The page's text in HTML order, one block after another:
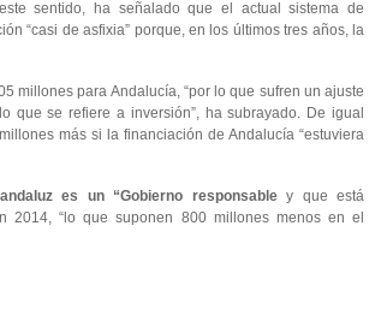
sentido, ha señalado que el actual sistema de
“casi de asfixia” porque, en los últimos tres años, la
millones para Andalucía, “por lo que sufren un ajuste
que se refiere a inversión”, ha subrayado. De igual
más si la financiación de Andalucía “estuviera
es un “Gobierno responsabley que está
“lo que suponen 800 millones menos en el